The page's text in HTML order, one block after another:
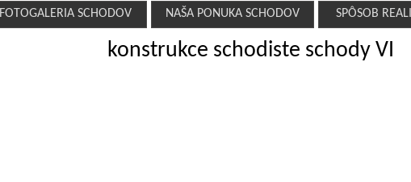
FOTOGALERIA SCHODOV NAŠA PONUKA SCHODOV SPÔSOB
konstrukce schodiste schody VI